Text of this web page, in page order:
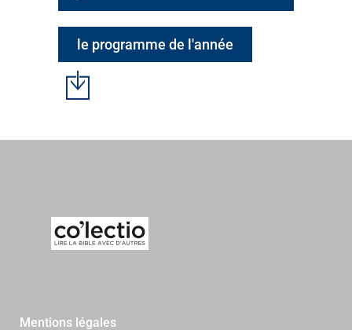
le programme de l'année
Mentions légales